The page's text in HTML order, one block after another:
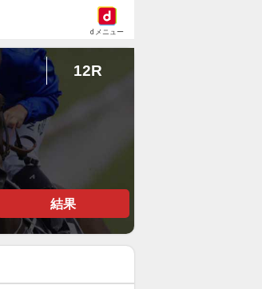
dメニュー
12R
結果